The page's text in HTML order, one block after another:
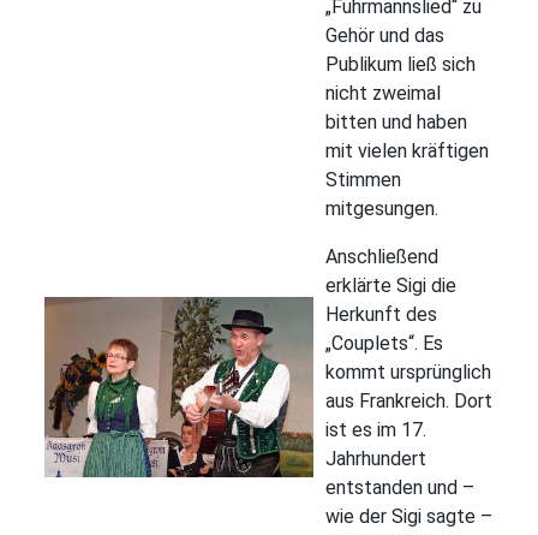
„Fuhrmannslied“ zu
Gehör und das
Publikum ließ sich
nicht zweimal
bitten und haben
mit vielen kräftigen
Stimmen
mitgesungen.
Anschließend
erklärte Sigi die
Herkunft des
„Couplets“. Es
kommt ursprünglich
aus Frankreich. Dort
ist es im 17.
Jahrhundert
entstanden und –
wie der Sigi sagte –